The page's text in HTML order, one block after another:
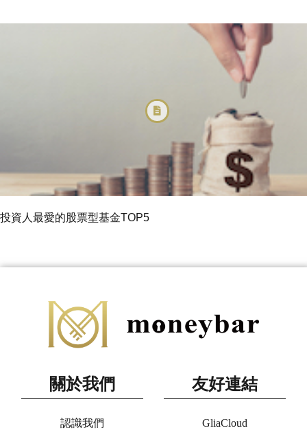
投資人最愛的股票型基金TOP5
關於我們
認識我們
友好連結
GliaCloud